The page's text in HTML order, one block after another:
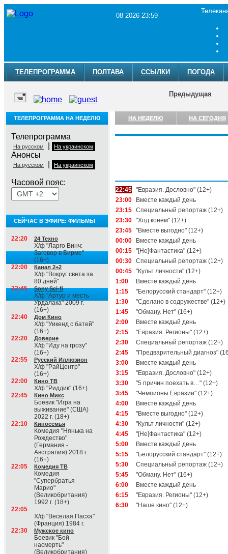
08 2026 23:59
ТЕЛЕПРОГРАММА ПОЛТАВА ССЫЛКИ ПОГОДА
Предыдущая
ТЕЛЕПРОГРАММА НА НЕДЕЛЮ
Телепрограмма
На русском На украинском
Анонсы
На русском На украинском
Часовой пояс:
СЕЙЧАС В ЭФИРЕ: ФИЛЬМЫ
22:20 24 Техно
Х/ф "Ларго Винч:
Заговор в Бирме"
(16+)
22:00
Канал 2+2
Х/ф "Вокруг света за
80 дней"
22:45
Sony Sci-fi
Х/ф "Артур и месть
Урдалака" 2009 г.
(16+)
22:40
Дом Кино
Х/ф "Уикенд с батей"
(16+)
22:20
Доверие
Х/ф "Иду на грозу"
(16+)
22:55
Русский Иллюзион
Х/ф "РайЦентр"
(16+)
22:00
Кино ТВ
Х/ф "Риддик" (16+)
22:45
Кино Микс
Боевик "Игра на
выживание" (США)
2022 г. (18+)
22:10
Киносемья
Комедия "Нянька на
Рождество"
(Германия -
Австралия) 2018 г.
(16+)
22:05
Комедия ТВ
Комедия
"Супербратья
Марио"
(Великобритания)
1992 г. (18+)
22:05
Х/ф "Веселая Пасха"
(Франция) 1984 г.
22:30
Мужское кино
Боевик "Бой
насмерть"
(Великобритания)
НА НЕДЕЛЮ НА СЕГОДНЯ
22:45 "Евразия. Дословно" (12+)
23:00
Вместе каждый день
23:15 Специальный репортаж (12+)
23:30 "Ход конём" (12+)
23:45 "Вместе выгодно" (12+)
00:00
Вместе каждый день
00:15 "[Не]Фантастика" (12+)
00:30 Специальный репортаж (12+)
00:45 "Культ личности" (12+)
1:00
Вместе каждый день
1:15
"Белорусский стандарт" (12+)
1:30
"Сделано в содружестве" (12+)
1:45
"Обману. Нет" (16+)
2:00
Вместе каждый день
2:15
"Евразия. Регионы" (12+)
2:30
Специальный репортаж (12+)
2:45
"Предварительный диагноз"
3:00
Вместе каждый день
3:15
"Евразия. Дословно" (12+)
3:30
"5 причин поехать в…" (12+)
3:45
"Чемпионы Евразии" (12+)
4:00
Вместе каждый день
4:15
"Вместе выгодно" (12+)
4:30
"Культ личности" (12+)
4:45
"[Не]Фантастика" (12+)
5:00
Вместе каждый день
5:15
"Белорусский стандарт" (12+)
5:30
Специальный репортаж (12+)
5:45
"Обману. Нет" (16+)
6:00
Вместе каждый день
6:15
"Евразия. Регионы" (12+)
6:30
"Наше кино" (12+)